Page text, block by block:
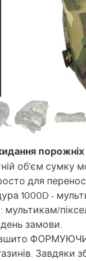
об'єм сумку
для
1000D -
мультикам/
замови.
вшито
Завдяки